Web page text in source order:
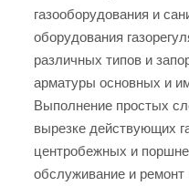
газооборудования и
оборудования
различных типов и
арматуры основных и
Выполнение простых
вырезке действующих
центробежных и
обслуживание и ремонт